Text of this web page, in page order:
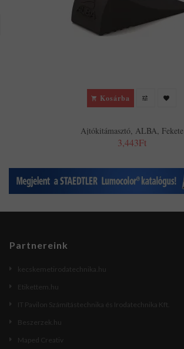
Kosárba
Ajtókitámasztó, ALBA, Fekete
3,443Ft
Partnereink
kecskemetirodatechnika.hu
Etikettem.hu
IT Pavilon Számítástechnika és Irodatechnika Kft.
Beszerzek.hu
Maped Creativ